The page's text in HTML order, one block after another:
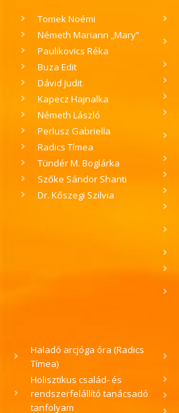
Tomek Noémi
Németh Mariann „Mary”
Paulikovics Réka
Buza Edit
Dávid Judit
Kapecz Hajnalka
Németh László
Perlusz Gabriella
Radics Tímea
Tündér M. Boglárka
Szőke Sándor Shanti
Dr. Kőszegi Szilvia
Haladó arcjóga óra (Radics
Tímea)
Holisztikus család- és
rendszerfelállító tanácsadó
tanfolyam